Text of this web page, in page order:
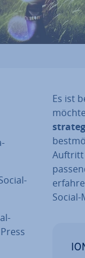
Es ist
Auftritt